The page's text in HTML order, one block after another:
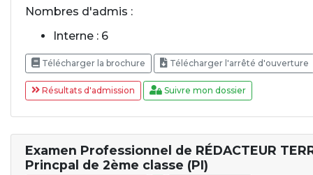
Nombres d'admis :
Interne : 6
Télécharger la brochure Télécharger l'arrêté d'ouverture
Résultats d'admission Suivre mon dossier
Examen Professionnel de RÉDACTEUR
Princpal de 2ème classe (PI)